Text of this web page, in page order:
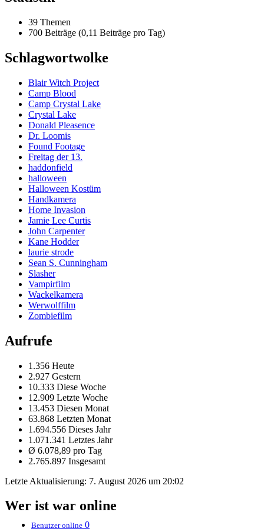
39 Themen
700 Beiträge (0,11 Beiträge pro Tag)
Schlagwortwolke
Blair Witch Project
Camp Blood
Camp Crystal Lake
Crystal Lake
Donald Pleasence
Dr. Loomis
Found Footage
Freitag der 13.
haddonfield
halloween
Halloween Kostüm
Handkamera
Home Invasion
Jamie Lee Curtis
John Carpenter
Kane Hodder
laurie strode
Sean S. Cunningham
Slasher
Vampirfilm
Wackelkamera
Werwolffilm
Zombiefilm
Aufrufe
1.356 Heute
2.927 Gestern
10.333 Diese Woche
12.909 Letzte Woche
13.453 Diesen Monat
63.868 Letzten Monat
1.694.556 Dieses Jahr
1.071.341 Letztes Jahr
Ø 6.078,89 pro Tag
2.765.897 Insgesamt
Letzte Aktualisierung: 7. August 2026 um 20:02
Wer ist war online
Benutzer online 0